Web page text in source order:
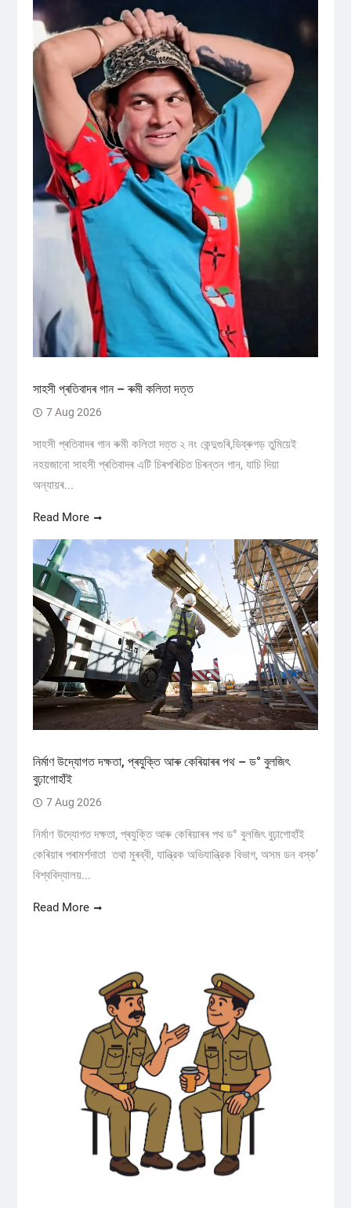
সাহসী প্ৰতিবাদৰ গান – ৰুমী কলিতা দত্ত
7 Aug 2026
সাহসী প্ৰতিবাদৰ গান ৰুমী কলিতা দত্ত ২ নং কেন্দুগুৰি,ডিব্ৰুগড় তুমিয়েই
নহয়জানো সাহসী প্ৰতিবাদৰ এটি চিৰপৰিচিত চিৰন্তন গান, যাচি দিয়া
অন্যায়ৰ...
Read More
নিৰ্মাণ উদ্যোগত দক্ষতা, প্ৰযুক্তি আৰু কেৰিয়াৰৰ পথ – ড° বুলজিৎ
বুঢ়াগোহাঁই
7 Aug 2026
নিৰ্মাণ উদ্যোগত দক্ষতা, প্ৰযুক্তি আৰু কেৰিয়াৰৰ পথ ড° বুলজিৎ বুঢ়াগোহাঁই
কেৰিয়াৰ পৰামৰ্শদাতা তথা মুৰব্বী, যান্ত্রিক অভিযান্ত্রিক বিভাগ, অসম ডন বস্ক’
বিশ্ববিদ্যালয়...
Read More